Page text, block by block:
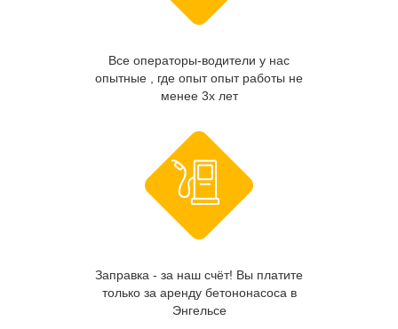
Все операторы-водители у нас
опытные , где опыт опыт работы не
менее 3х лет
Заправка - за наш счёт! Вы платите
только за аренду бетононасоса в
Энгельсе